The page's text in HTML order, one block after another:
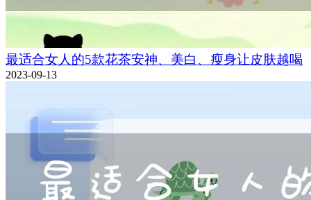
最适合女人的5款花茶安神、美白、瘦身让皮肤越喝
2023-09-13